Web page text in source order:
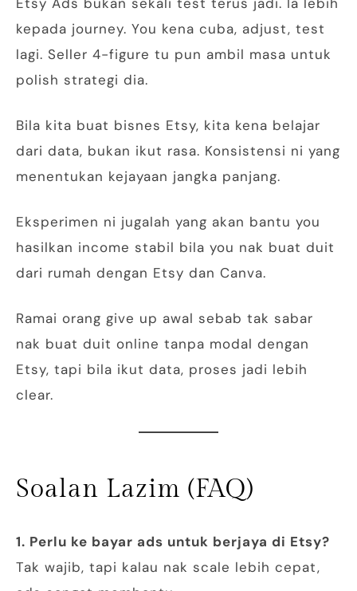
kepada journey. You kena cuba, adjust, test
lagi. Seller 4-figure tu pun ambil masa untuk
polish strategi dia.
Bila kita buat bisnes Etsy, kita kena belajar
dari data, bukan ikut rasa. Konsistensi ni yang
menentukan kejayaan jangka panjang.
Eksperimen ni jugalah yang akan bantu you
hasilkan income stabil bila you nak buat duit
dari rumah dengan Etsy dan Canva.
Ramai orang give up awal sebab tak sabar
nak buat duit online tanpa modal dengan
Etsy, tapi bila ikut data, proses jadi lebih
clear.
Soalan Lazim (FAQ)
1. Perlu ke bayar ads untuk berjaya di Etsy?
Tak wajib, tapi kalau nak scale lebih cepat,